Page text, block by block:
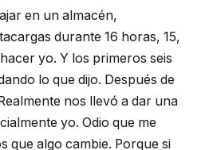
en un almacén,
durante 16 horas, 15,
yo. Y los primeros seis
lo que dijo. Después de
nos llevó a dar una
yo. Odio que me
que algo cambie. Porque si